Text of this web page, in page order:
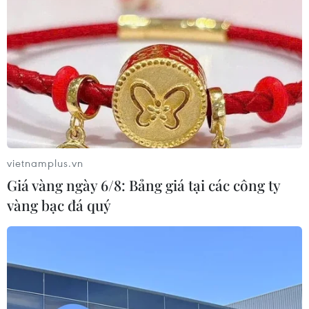
05/08/2026 14:56
Bão số 3 gây gió mạnh, sóng cao trên
vùng biển phía Đông Nam
05/08/2026 14:55
Thả kỳ đà hoa về rừng đặc dụng
vườn chim Bạc Liêu
05/08/2026 13:45
Đẩy nhanh tiến độ Nhà máy điện rác
ở Thanh Hóa trước áp lực xử lý rác
vietnamplus.vn
Giá vàng ngày 6/8: Bảng giá tại các công ty
vàng bạc đá quý